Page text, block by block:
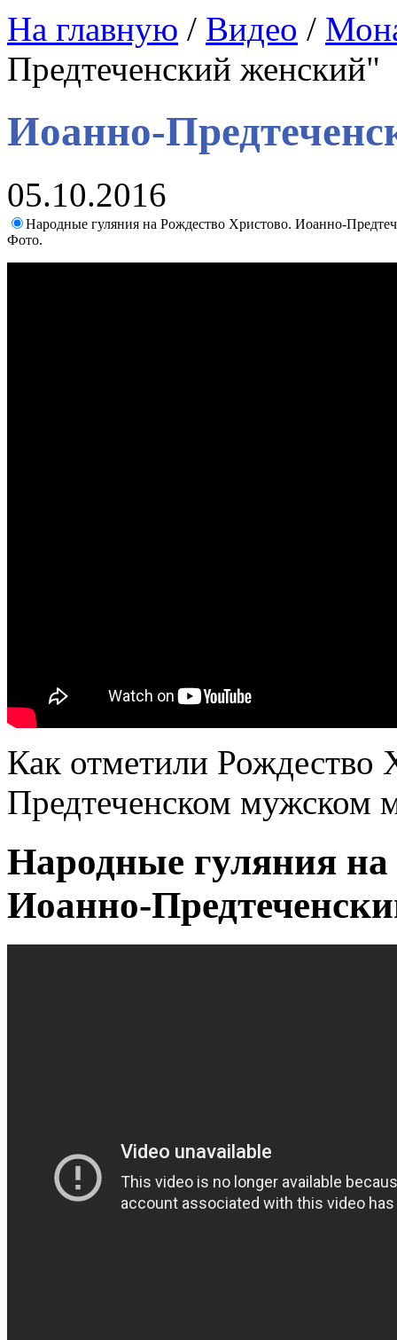
На главную / Видео /
Предтеченский женский"
Иоанно-
05.10.2016
Народные гуляния на Рождество Христово. Иоанно-
Фото.
Как отметили Рождество
Предтеченском мужском
Народные гуляния на
Иоанно-